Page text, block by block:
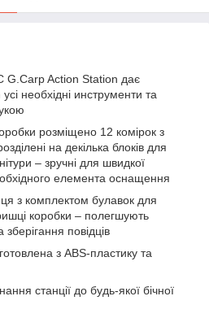
G.Carp Action Station дає
необхідні инструменти та
розміщено 12 комірок з
на декілька блоків для
– зручні для швидкої
елемента оснащення
з комплектом булавок для
коробки – полегшують
повідців
з ABS-пластику та
станції до будь-якої бічної